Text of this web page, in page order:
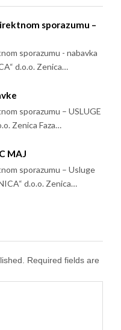
sporazumu –
sporazumu - nabavka
d.o.o. Zenica…
sporazumu – USLUGE
Zenica Faza…
MAJ
sporazumu – Usluge
d.o.o. Zenica…
Required fields are